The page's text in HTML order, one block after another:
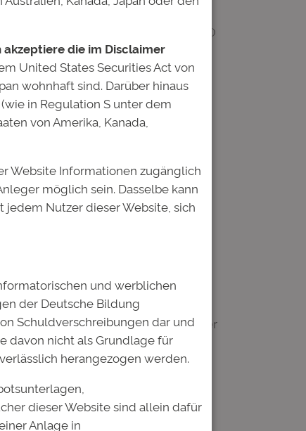
über 2.800 Studenten aller
gefördert. Von ihnen haben 290
Wertpapierprospekt sind auf der
akzeptiere die im Disclaimer
United States Securities Act von
wohnhaft sind. Darüber hinaus
in Regulation S unter dem
von Amerika, Kanada,
Website Informationen zugänglich
möglich sein. Dasselbe kann
Nutzer dieser Website, sich
und werblichen
der Deutsche Bildung
Schuldverschreibungen dar und
davon nicht als Grundlage für
herangezogen werden.
dieser Website sind allein dafür
Anlage in